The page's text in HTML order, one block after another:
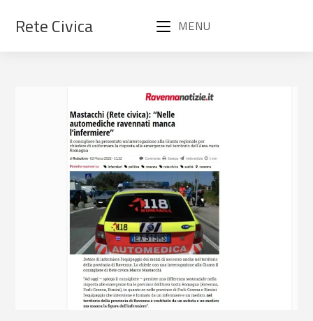
Rete Civica MENU